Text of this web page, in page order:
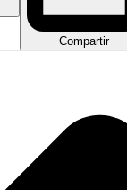
Compartir